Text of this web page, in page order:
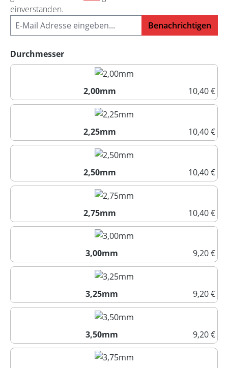
einverstanden.
Benachrichtigen
Durchmesserauswählen
2,00mm
10,40 €
2,00mm
2,25mm
10,40 €
2,25mm
2,50mm
10,40 €
2,50mm
2,75mm
10,40 €
2,75mm
3,00mm
9,20 €
3,00mm
3,25mm
9,20 €
3,25mm
3,50mm
9,20 €
3,50mm